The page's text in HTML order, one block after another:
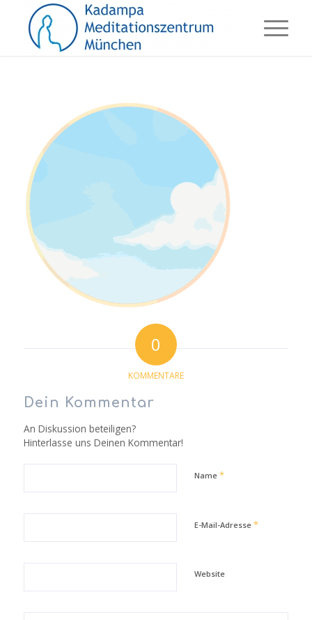
0
KOMMENTARE
Dein Kommentar
An Diskussion beteiligen?
Hinterlasse uns Deinen Kommentar!
Name *
E-Mail-Adresse *
Website